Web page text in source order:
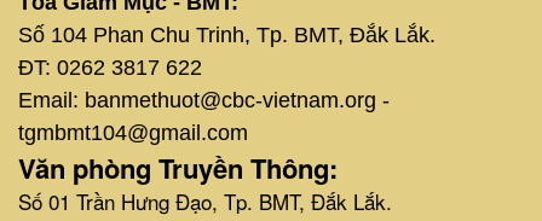
Số 104 Phan Chu Trinh, Tp. BMT, Đắk Lắk.
ĐT: 0262 3817 622
Email: banmethuot@cbc-vietnam.org -
tgmbmt104@gmail.com
Văn phòng Truyền Thông:
Số 01 Trần Hưng Đạo, Tp. BMT, Đắk Lắk.